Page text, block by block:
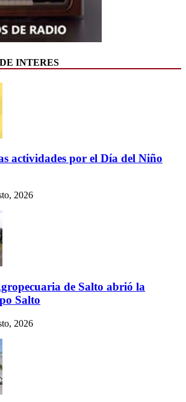
INTERES
actividades por el Día del Niño
2026
de Salto abrió la
Salto
2026